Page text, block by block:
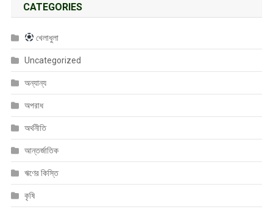
CATEGORIES
খেলাধুলা
Uncategorized
অন্যান্য
অপরাধ
অর্থনীতি
আন্তর্জাতিক
ঋণের কিস্তি
কৃষি